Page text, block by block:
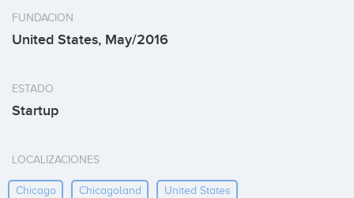
FUNDACION
United States, May/2016
ESTADO
Startup
LOCALIZACIONES
Chicago Chicagoland United States